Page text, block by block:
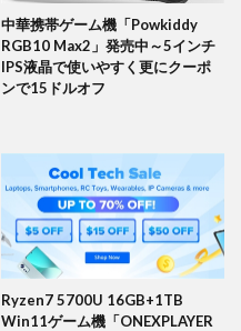
中華携帯ゲーム機「Powkiddy
RGB10 Max2」発売中～5インチ
IPS液晶で使いやすく更にクーポ
ンで15ドルオフ
Ryzen7 5700U 16GB+1TB
Win11ゲーム機「ONEXPLAYER